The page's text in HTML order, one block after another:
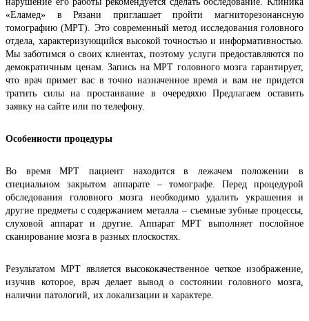
«Еламед» в Рязани приглашает пройти магниторезонансную
томографию (МРТ). Это современный метод исследования головного
отдела, характеризующийся высокой точностью и информативностью.
Мы заботимся о своих клиентах, поэтому услуги предоставляются по
демократичным ценам. Запись на МРТ головного мозга гарантирует,
что врач примет вас в точно назначенное время и вам не придется
тратить силы на простаивание в очередяхю Предлагаем оставить
заявку на сайте или по телефону.
Особенности процедуры
Во время МРТ пациент находится в лежачем положении в
специальном закрытом аппарате – томографе. Перед процедурой
обследования головного мозга необходимо удалить украшения и
другие предметы с содержанием металла – съемные зубные процессы,
слуховой аппарат и другие. Аппарат МРТ выполняет послойное
сканирование мозга в разных плоскостях.
Результатом МРТ является высококачественное четкое изображение,
изучив которое, врач делает вывод о состоянии головного мозга,
наличии патологий, их локализации и характере.